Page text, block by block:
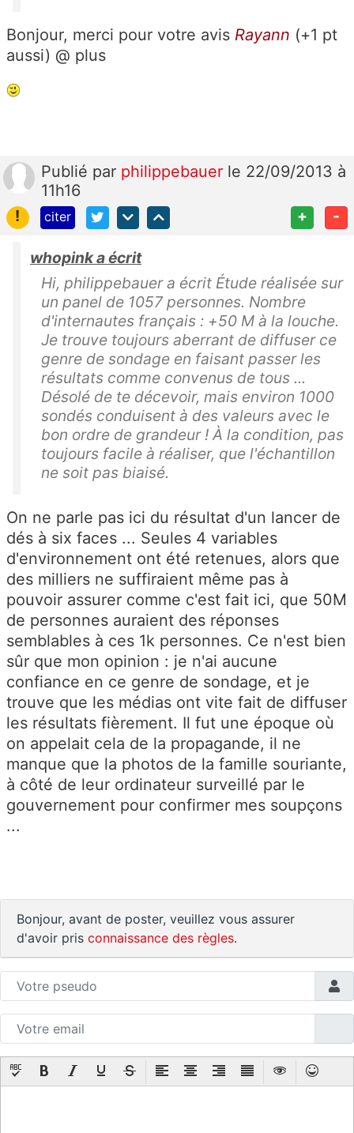
Bonjour, merci pour votre avis Rayann (+1 pt
aussi) @ plus
Publié par philippebauer le 22/09/2013 à
11h16
!
citer + -
whopink a écrit
Hi, philippebauer a écrit Étude réalisée sur
un panel de 1057 personnes. Nombre
d'internautes français : +50 M à la louche.
Je trouve toujours aberrant de diffuser ce
genre de sondage en faisant passer les
résultats comme convenus de tous ...
Désolé de te décevoir, mais environ 1000
sondés conduisent à des valeurs avec le
bon ordre de grandeur ! À la condition, pas
toujours facile à réaliser, que l'échantillon
ne soit pas biaisé.
On ne parle pas ici du résultat d'un lancer de
dés à six faces ... Seules 4 variables
d'environnement ont été retenues, alors que
des milliers ne suffiraient même pas à
pouvoir assurer comme c'est fait ici, que 50M
de personnes auraient des réponses
semblables à ces 1k personnes. Ce n'est bien
sûr que mon opinion : je n'ai aucune
confiance en ce genre de sondage, et je
trouve que les médias ont vite fait de diffuser
les résultats fièrement. Il fut une époque où
on appelait cela de la propagande, il ne
manque que la photos de la famille souriante,
à côté de leur ordinateur surveillé par le
gouvernement pour confirmer mes soupçons
...
Bonjour, avant de poster, veuillez vous assurer
d'avoir pris connaissance des règles.